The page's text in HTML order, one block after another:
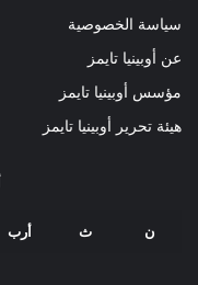
سياسة الخصوصية
عن أوبينيا تايمز
مؤسس أوبينيا تايمز
هيئة تحرير أوبينيا تايمز
ن ث أرب